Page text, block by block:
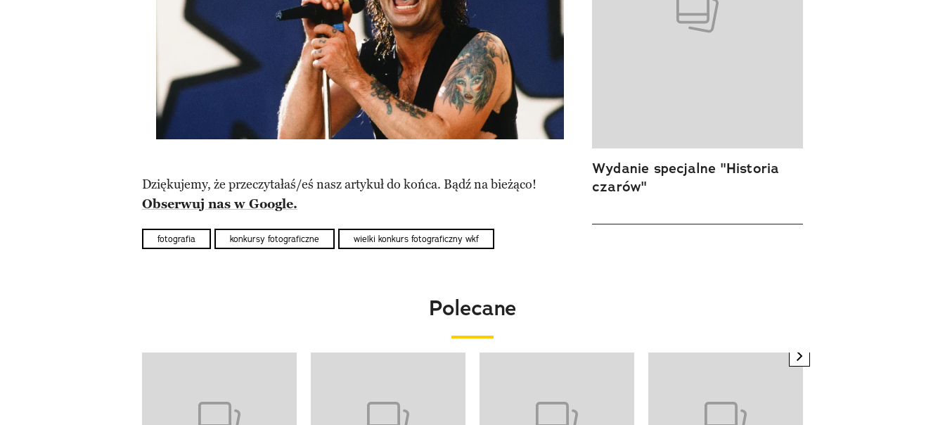
Dziękujemy, że przeczytałaś/eś nasz artykuł do końca. Bądź na bieżąco!
Obserwuj nas w Google.
fotografia konkursy fotograficzne wielki konkurs fotograficzny wkf
Wydanie specjalne "Historia
czarów"
Polecane
previous element next element